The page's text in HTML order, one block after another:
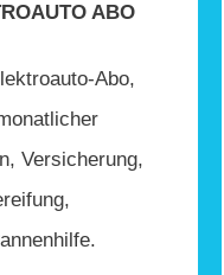
ABO
Abo,
Versicherung,